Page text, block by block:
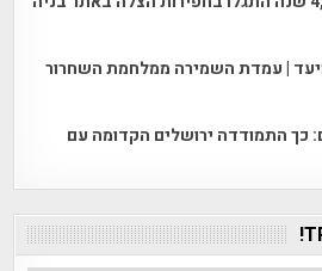
| עמדת השמירה ממלחמת השחרור
כך התמודדה ירושלים הקדומה עם